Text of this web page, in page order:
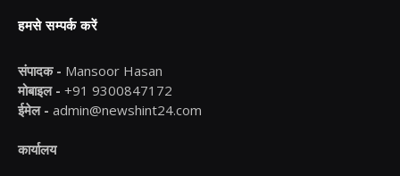
हमसे सम्पर्क करें
संपादक - Mansoor Hasan
मोबाइल - +91 9300847172
ईमेल - admin@newshint24.com
कार्यालय